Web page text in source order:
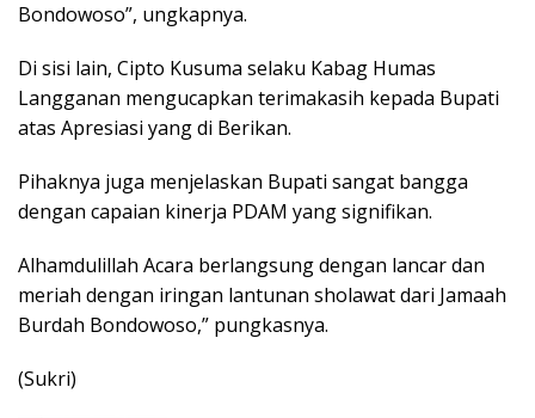
Bondowoso”, ungkapnya.
Di sisi lain, Cipto Kusuma selaku Kabag Humas
Langganan mengucapkan terimakasih kepada Bupati
atas Apresiasi yang di Berikan.
Pihaknya juga menjelaskan Bupati sangat bangga
dengan capaian kinerja PDAM yang signifikan.
Alhamdulillah Acara berlangsung dengan lancar dan
meriah dengan iringan lantunan sholawat dari Jamaah
Burdah Bondowoso,” pungkasnya.
(Sukri)